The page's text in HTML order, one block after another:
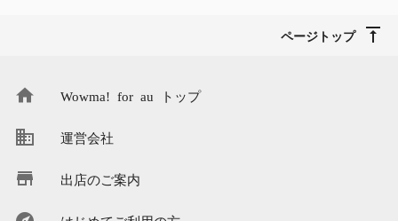
ページトップ
Wowma! for au トップ
運営会社
出店のご案内